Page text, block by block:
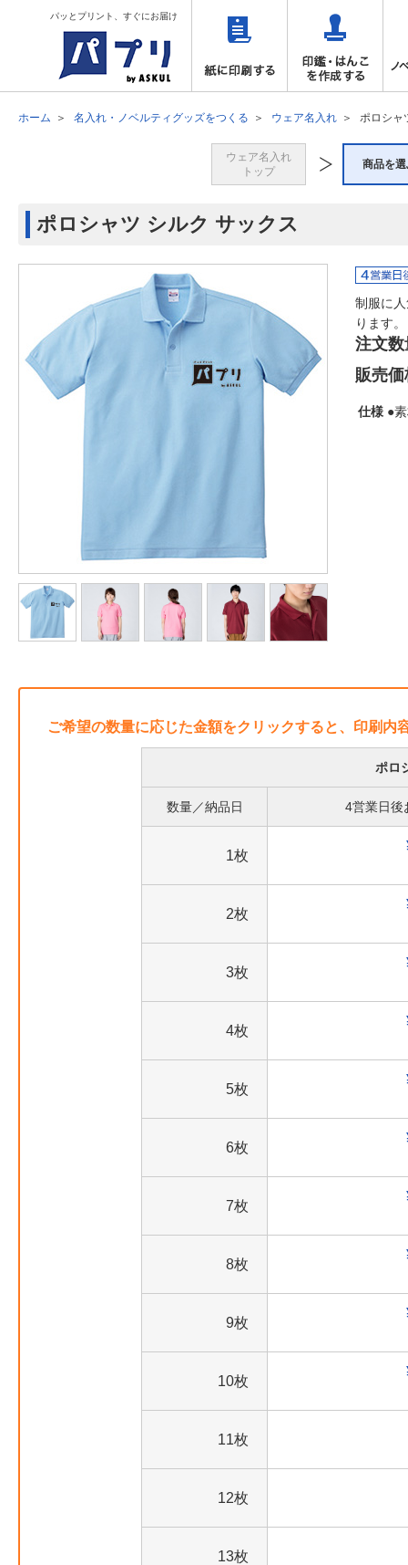
パッとプリント、すぐにお届け
ホーム 名入れ・ノベルティグッズをつくる ウェア名入れ ポロシャ
ウェア名入れ
トップ
商品を
ポロシャツ シルク サックス
制服に
ります。
注文数
販売価
仕様 ●
ご希望の数量に応じた金額をクリックすると、印刷内
ポロ
数量／納品日 4営業日後
1枚
2枚
3枚
4枚
5枚
6枚
7枚
8枚
9枚
10枚
11枚
12枚
13枚